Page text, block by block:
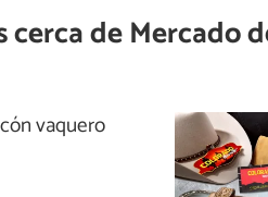
cerca deMercado
vaquero